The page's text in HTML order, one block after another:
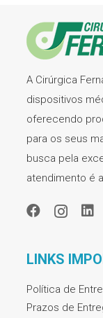
A Cirúrgica
dispositivos
oferecendo
para os seus
busca pela
atendimento é
LINKS
Política de
Prazos de